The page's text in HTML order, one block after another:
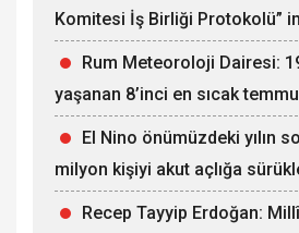
Komitesi İş Birliği Protokolü”
Rum Meteoroloji Dairesi:
yaşanan 8’inci en sıcak
El Nino önümüzdeki yılın
milyon kişiyi akut açlığa
Recep Tayyip Erdoğan: